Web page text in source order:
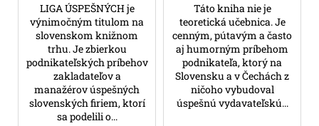
LIGA ÚSPEŠNÝCH je
výnimočným titulom na
slovenskom knižnom
trhu. Je zbierkou
podnikateľských príbehov
zakladateľov a
manažérov úspešných
slovenských firiem, ktorí
sa podelili o...
Táto kniha nie je
teoretická učebnica. Je
cenným, pútavým a často
aj humorným príbehom
podnikateľa, ktorý na
Slovensku a v Čechách z
ničoho vybudoval
úspešnú vydavateľskú...